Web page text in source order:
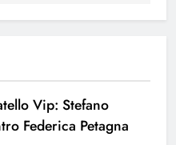
Vip: Stefano
Federica Petagna